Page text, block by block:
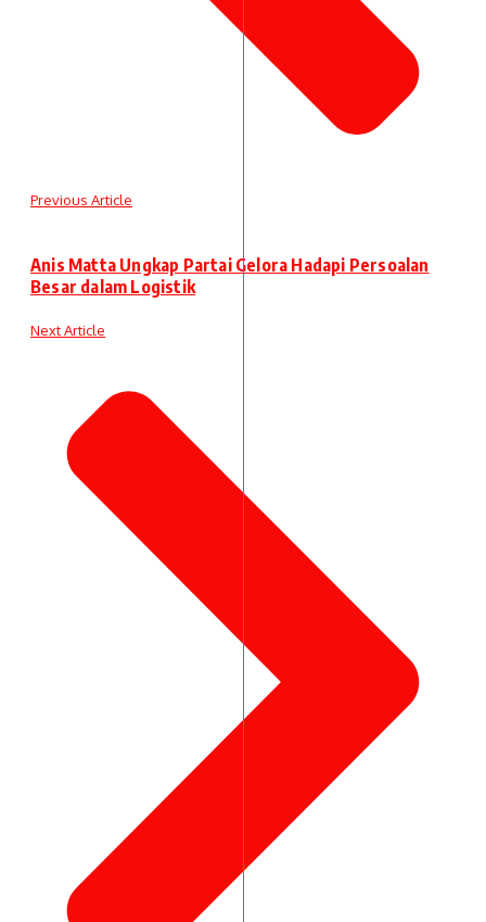
Previous Article
Anis Matta Ungkap Partai Gelora Hadapi Persoalan
Besar dalam Logistik
Next Article